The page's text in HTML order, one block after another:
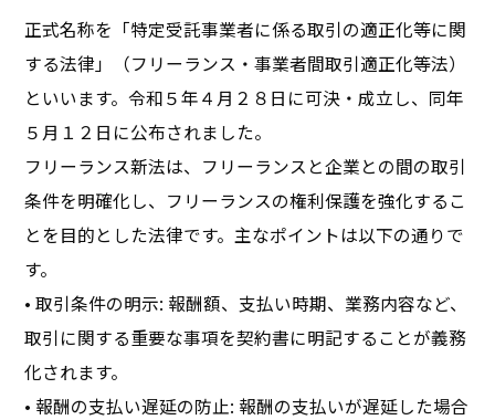
正式名称を「特定受託事業者に係る取引の適正化等に関
する法律」（フリーランス・事業者間取引適正化等法）
といいます。令和５年４月２８日に可決・成立し、同年
５月１２日に公布されました。
フリーランス新法は、フリーランスと企業との間の取引
条件を明確化し、フリーランスの権利保護を強化するこ
とを目的とした法律です。主なポイントは以下の通りで
す。
• 取引条件の明示: 報酬額、支払い時期、業務内容など、
取引に関する重要な事項を契約書に明記することが義務
化されます。
• 報酬の支払い遅延の防止: 報酬の支払いが遅延した場合